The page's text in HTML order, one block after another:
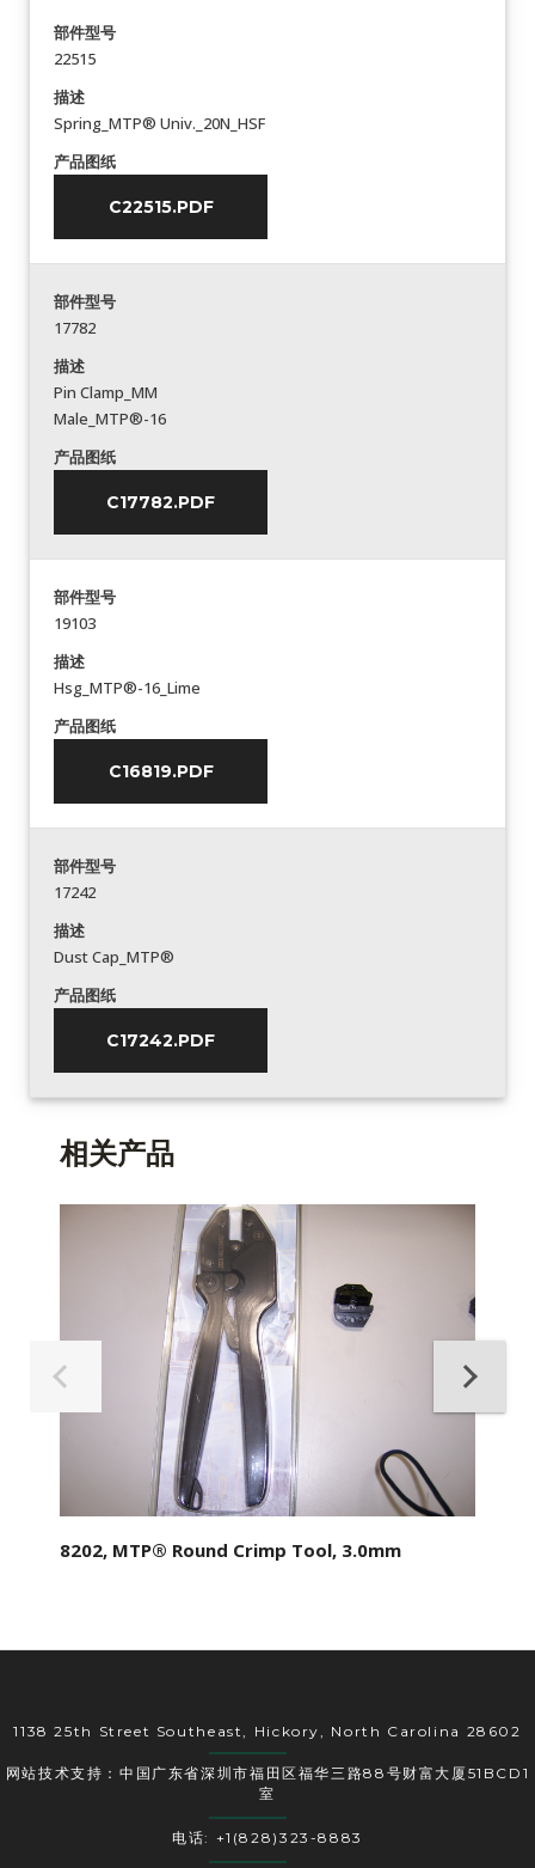
部件型号
22515
描述
Spring_MTP® Univ._20N_HSF
产品图纸
C22515.PDF
部件型号
17782
描述
Pin Clamp_MM
Male_MTP®-16
产品图纸
C17782.PDF
部件型号
19103
描述
Hsg_MTP®-16_Lime
产品图纸
C16819.PDF
部件型号
17242
描述
Dust Cap_MTP®
产品图纸
C17242.PDF
相关产品
8202, MTP® Round Crimp Tool, 3.0mm
1138 25th Street Southeast, Hickory, North Carolina 28602
网站技术支持：中国广东省深圳市福田区福华三路88号财富大厦51BCD1
室
电话: +1(828)323-8883